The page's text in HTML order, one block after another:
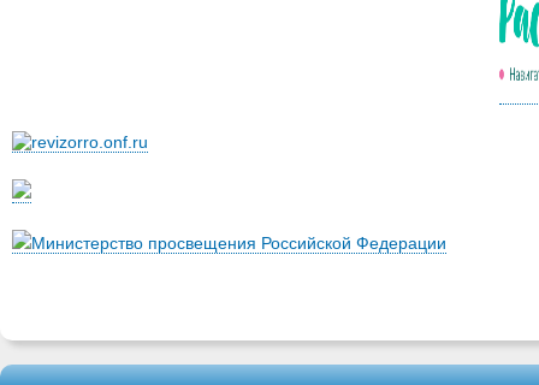
Министерство просвещения Российской Федерации